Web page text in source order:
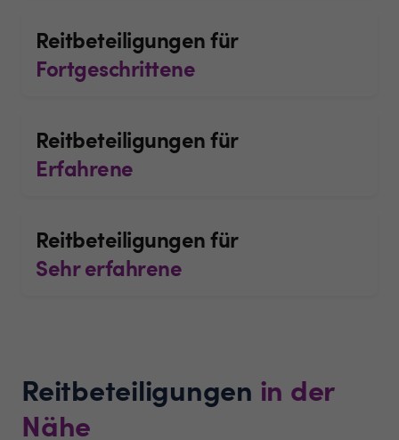
Reitbeteiligungen für
Fortgeschrittene
Reitbeteiligungen für
Erfahrene
Reitbeteiligungen für
Sehr erfahrene
Reitbeteiligungen in der
Nähe